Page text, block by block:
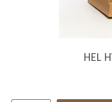
HEL